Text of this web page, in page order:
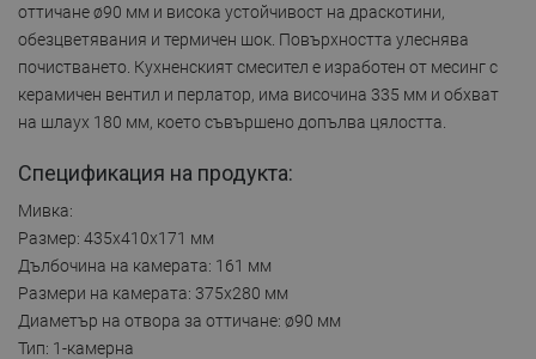
оттичане ø90 мм и висока устойчивост на драскотини,
обезцветявания и термичен шок. Повърхността улеснява
почистването. Кухненският смесител е изработен от месинг с
керамичен вентил и перлатор, има височина 335 мм и обхват
на шлаух 180 мм, което съвършено допълва цялостта.
Спецификация на продукта:
Мивка:
Размер: 435x410x171 мм
Дълбочина на камерата: 161 мм
Размери на камерата: 375x280 мм
Диаметър на отвора за оттичане: ø90 мм
Тип: 1-камерна